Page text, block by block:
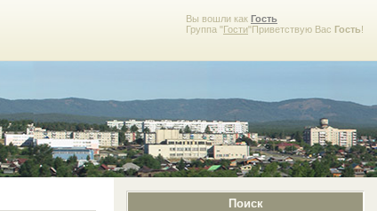
Вы вошли как Гость
Группа "Гости"Приветствую Вас Гость!
Поиск